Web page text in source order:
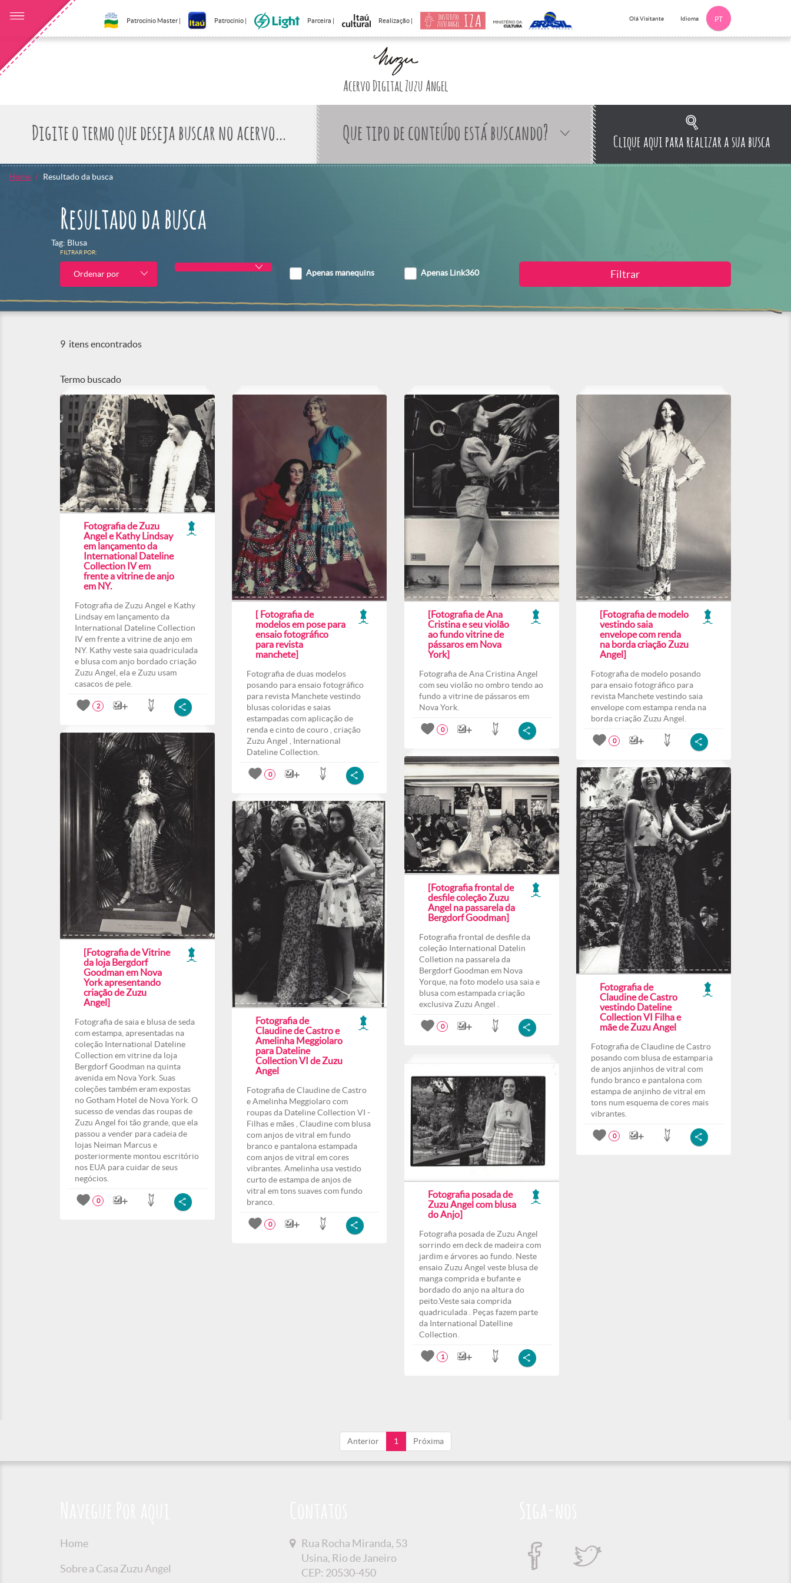
Patrocínio Master | Patrocínio | Parceira | Realização | Olá Visitante Idioma PT
Acervo Digital Zuzu Angel
Que tipo de conteúdo está buscando? Clique aqui para realizar a sua busca
Home Resultado da busca
Resultado da busca
Tag: Blusa
FILTRAR POR:
Ordenar por Apenas manequins Apenas Link360
9 itens encontrados
Termo buscado
Fotografia de Zuzu
Angel e Kathy Lindsay
em lançamento da
International Dateline
Collection IV em
frente a vitrine de anjo
em NY.
Fotografia de Zuzu Angel e Kathy
Lindsay em lançamento da
International Dateline Collection
IV em frente a vitrine de anjo em
NY. Kathy veste saia quadriculada
e blusa com anjo bordado criação
Zuzu Angel, ela e Zuzu usam
casacos de pele.
2
[ Fotografia de
modelos em pose para
ensaio fotográfico
para revista
manchete]
Fotografia de duas modelos
posando para ensaio fotográfico
para revista Manchete vestindo
blusas coloridas e saias
estampadas com aplicação de
renda e cinto de couro , criação
Zuzu Angel , International
Dateline Collection.
0
[Fotografia de Ana
Cristina e seu violão
ao fundo vitrine de
pássaros em Nova
York]
Fotografia de Ana Cristina Angel
com seu violão no ombro tendo ao
fundo a vitrine de pássaros em
Nova York.
0
[Fotografia de modelo
vestindo saia
envelope com renda
na borda criação Zuzu
Angel]
Fotografia de modelo posando
para ensaio fotográfico para
revista Manchete vestindo saia
envelope com estampa renda na
borda criação Zuzu Angel.
0
[Fotografia de Vitrine
da loja Bergdorf
Goodman em Nova
York apresentando
criação de Zuzu
Angel]
Fotografia de saia e blusa de seda
com estampa, apresentadas na
coleção International Dateline
Collection em vitrine da loja
Bergdorf Goodman na quinta
avenida em Nova York. Suas
coleções também eram expostas
no Gotham Hotel de Nova York. O
sucesso de vendas das roupas de
Zuzu Angel foi tão grande, que ela
passou a vender para cadeia de
lojas Neiman Marcus e
posteriormente montou escritório
nos EUA para cuidar de seus
negócios.
0
[Fotografia frontal de
desfile coleção Zuzu
Angel na passarela da
Bergdorf Goodman]
Fotografia frontal de desfile da
coleção International Datelin
Colletion na passarela da
Bergdorf Goodman em Nova
Yorque, na foto modelo usa saia e
blusa com estampada criação
exclusiva Zuzu Angel .
0
Fotografia de
Claudine de Castro
vestindo Dateline
Collection VI Filha e
mãe de Zuzu Angel
Fotografia de Claudine de Castro
posando com blusa de estamparia
de anjos anjinhos de vitral com
fundo branco e pantalona com
estampa de anjinho de vitral em
tons num esquema de cores mais
vibrantes.
0
Fotografia de
Claudine de Castro e
Amelinha Meggiolaro
para Dateline
Collection VI de Zuzu
Angel
Fotografia de Claudine de Castro
e Amelinha Meggiolaro com
roupas da Dateline Collection VI -
Filhas e mães , Claudine com blusa
com anjos de vitral em fundo
branco e pantalona estampada
com anjos de vitral em cores
vibrantes. Amelinha usa vestido
curto de estampa de anjos de
vitral em tons suaves com fundo
branco.
0
Fotografia posada de
Zuzu Angel com blusa
do Anjo]
Fotografia posada de Zuzu Angel
sorrindo em deck de madeira com
jardim e árvores ao fundo. Neste
ensaio Zuzu Angel veste blusa de
manga comprida e bufante e
bordado do anjo na altura do
peito.Veste saia comprida
quadriculada . Peças fazem parte
da International Datelline
Collection.
1
Anterior 1 Próxima
Home
Sobre a Casa Zuzu Angel
Rua Rocha Miranda, 53
Usina, Rio de Janeiro
CEP: 20530-450